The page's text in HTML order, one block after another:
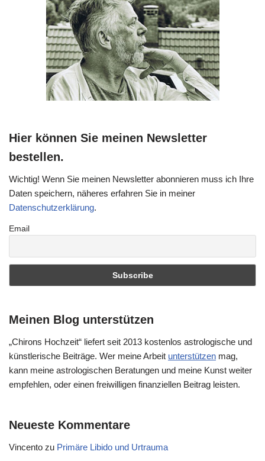
Hier können Sie meinen Newsletter
bestellen.
Wichtig! Wenn Sie meinen Newsletter abonnieren muss ich Ihre
Daten speichern, näheres erfahren Sie in meiner
Datenschutzerklärung.
Email
Meinen Blog unterstützen
„Chirons Hochzeit“ liefert seit 2013 kostenlos astrologische und
künstlerische Beiträge. Wer meine Arbeit unterstützen mag,
kann meine astrologischen Beratungen und meine Kunst weiter
empfehlen, oder einen freiwilligen finanziellen Beitrag leisten.
Neueste Kommentare
Vincento zu Primäre Libido und Urtrauma